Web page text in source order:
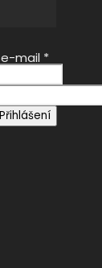
mail *
Přihlášení